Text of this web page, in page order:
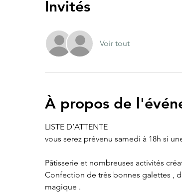
Invités
Voir tout
À propos de
LISTE D’ATTENTE
vous serez prévenu samedi à 18h si
Pâtisserie et nombreuses activités
Confection de très bonnes galettes ,
magique .